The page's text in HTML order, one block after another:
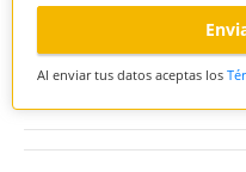
Al enviar tus datos aceptas los